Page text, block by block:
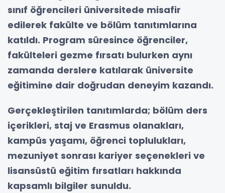
sınıf öğrencileri üniversitede misafir
edilerek fakülte ve bölüm tanıtımlarına
katıldı. Program süresince öğrenciler,
fakülteleri gezme fırsatı bulurken aynı
zamanda derslere katılarak üniversite
eğitimine dair doğrudan deneyim kazandı.
Gerçekleştirilen tanıtımlarda; bölüm ders
içerikleri, staj ve Erasmus olanakları,
kampüs yaşamı, öğrenci toplulukları,
mezuniyet sonrası kariyer seçenekleri ve
lisansüstü eğitim fırsatları hakkında
kapsamlı bilgiler sunuldu.